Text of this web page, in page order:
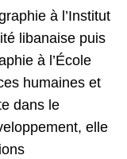
à l’Institut
libanaise puis
à l’École
humaines et
dans le
elle